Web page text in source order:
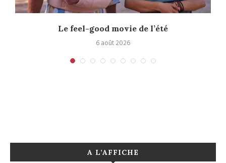
Le feel-good movie de l’été
6 août 2026
A L’AFFICHE